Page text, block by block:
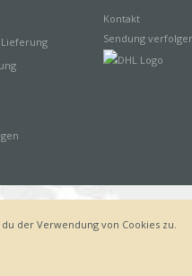
Kontakt
Sendung
der Verwendung von Cookies zu.